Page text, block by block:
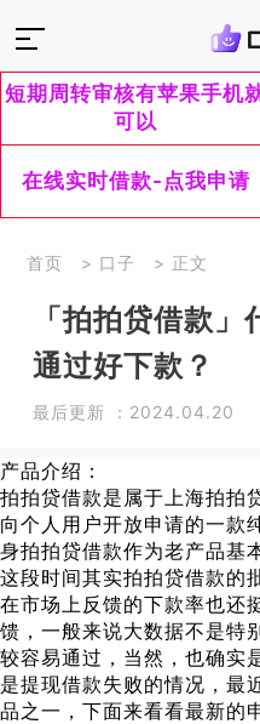
短期周转审核有苹果手机
可以
在线实时借款-点我申请
首页 > 口子 > 正文
「拍拍贷借款
通过好下款？
最后更新 ：2024.04.20
产品介绍：
拍拍贷借款是属于上海拍拍
向个人用户开放申请的一款
身拍拍贷借款作为老产品基
这段时间其实拍拍贷借款的
在市场上反馈的下款率也还
馈，一般来说大数据不是特
较容易通过，当然，也确实
是提现借款失败的情况，最
品之一，下面来看看最新的